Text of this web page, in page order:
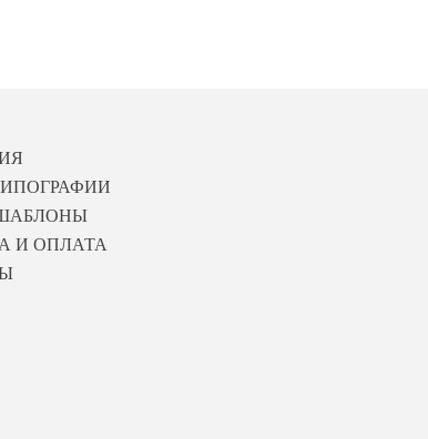
И ОПЛАТА